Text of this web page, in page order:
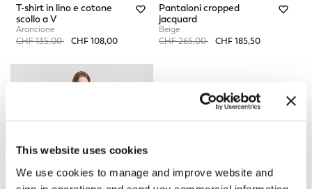
This website uses cookies
We use cookies to manage and improve website and
T-shirt in lino e cotone
scollo a V
Arancione
Price reduced from
CHF 135,00toCHF 108,00
Pantaloni cropped
jacquard
Beige
Price reduced from
CHF 265,00toCHF 185,50